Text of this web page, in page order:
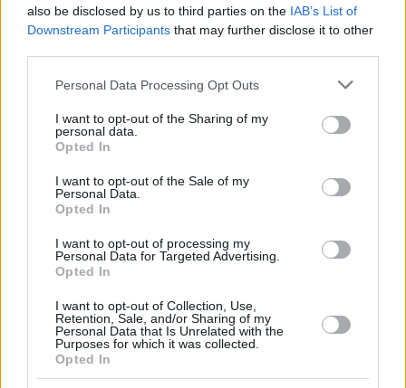
also be disclosed by us to third parties on the IAB’s List of
Downstream Participants that may further disclose it to other
Please note that this website/app uses one or more Google
not limited to your visit or usage behaviour. You may click to
grant or deny consent to Google and its third-party tags to
use your data for below specified purposes in below Google
consent section.
Personal Data Processing Opt Outs
I want to opt-out of the Sharing of my
personal data.
Opted In
I want to opt-out of the Sale of my
Personal Data.
Opted In
I want to opt-out of processing my
Personal Data for Targeted Advertising.
Opted In
I want to opt-out of Collection, Use,
Retention, Sale, and/or Sharing of my
Personal Data that Is Unrelated with the
Purposes for which it was collected.
Opted In